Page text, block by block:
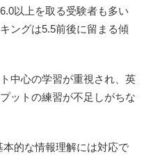
以上を取る受験者も多い
ングは5.5前後に留まる傾
中心の学習が重視され、英
ットの練習が不足しがちな
的な情報理解には対応で